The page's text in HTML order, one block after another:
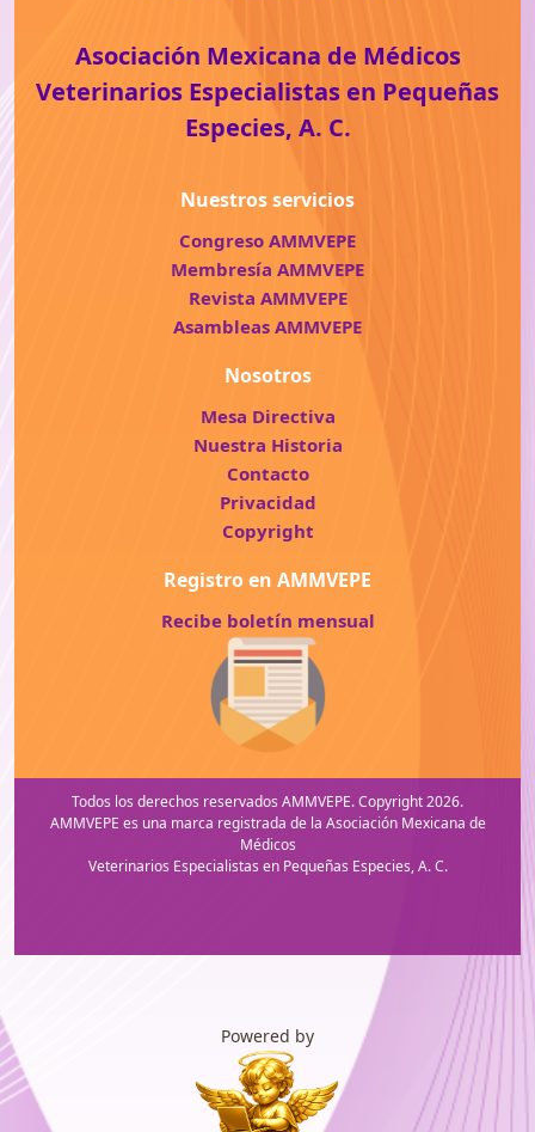
Asociación Mexicana de Médicos
Veterinarios Especialistas en Pequeñas
Especies, A. C.
Nuestros servicios
Congreso AMMVEPE
Membresía AMMVEPE
Revista AMMVEPE
Asambleas AMMVEPE
Nosotros
Mesa Directiva
Nuestra Historia
Contacto
Privacidad
Copyright
Registro en AMMVEPE
Recibe boletín mensual
Todos los derechos reservados AMMVEPE. Copyright 2026.
AMMVEPE es una marca registrada de la Asociación Mexicana de
Médicos
Veterinarios Especialistas en Pequeñas Especies, A. C.
Powered by